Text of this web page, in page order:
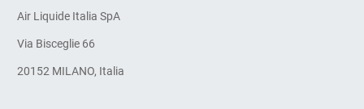
Air Liquide Italia SpA
Via Bisceglie 66
20152 MILANO, Italia